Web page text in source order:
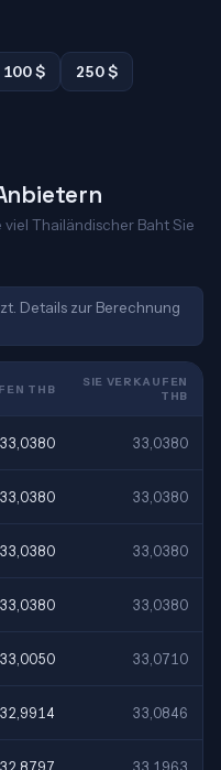
100 $
250 $
Thailändischer Baht Sie
Details zur Berechnung
THB
SIE VERKAUFEN
THB
33,0380 33,0380
33,0380 33,0380
33,0380 33,0380
33,0380 33,0380
33,0050 33,0710
32,9914 33,0846
32,8797 33,1963